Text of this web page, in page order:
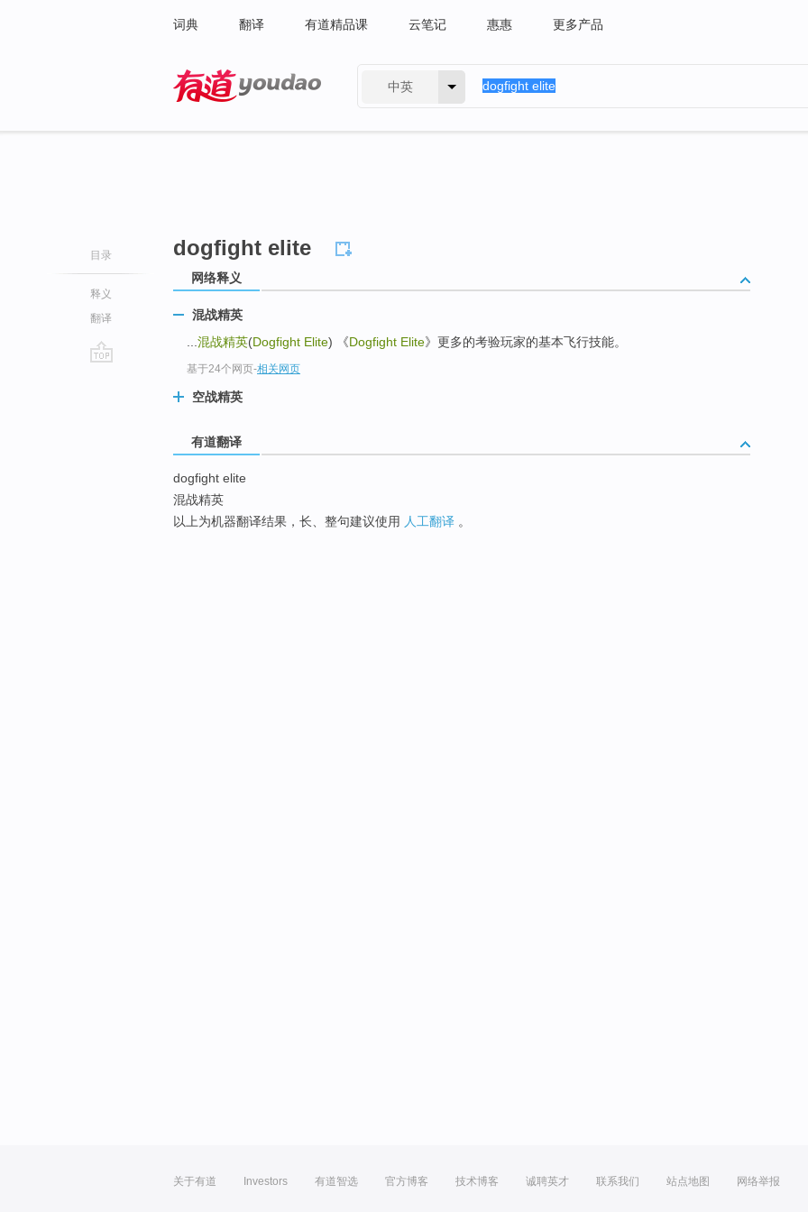
词典 翻译 有道精品课 云笔记 惠惠 更多产品
中英
目录
释义
翻译
dogfight elite
网络释义
混战精英
混战精英(Dogfight Elite) 《Dogfight Elite》更多的考验玩家的基本飞行技能。
基于24个网页-相关网页
空战精英
有道翻译
dogfight elite
混战精英
以上为机器翻译结果，长、整句建议使用 人工翻译 。
关于有道 Investors 有道智选 官方博客 技术博客 诚聘英才 联系我们 站点地图 网络举报